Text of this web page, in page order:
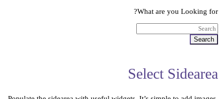
What are you Looking for?
Search
Select Sidearea